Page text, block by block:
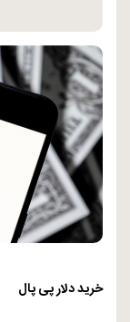
خرید دلار پی پال